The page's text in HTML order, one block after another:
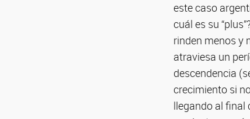
este caso
cuál es su
rinden menos y
atraviesa un
descendencia
crecimiento si
llegando al final